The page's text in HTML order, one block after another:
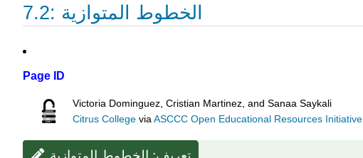
7.2: الخطوط المتوازية
Page ID
Victoria Dominguez, Cristian Martinez, and Sanaa Saykali
Citrus College viaASCCC Open Educational Resources Initiative